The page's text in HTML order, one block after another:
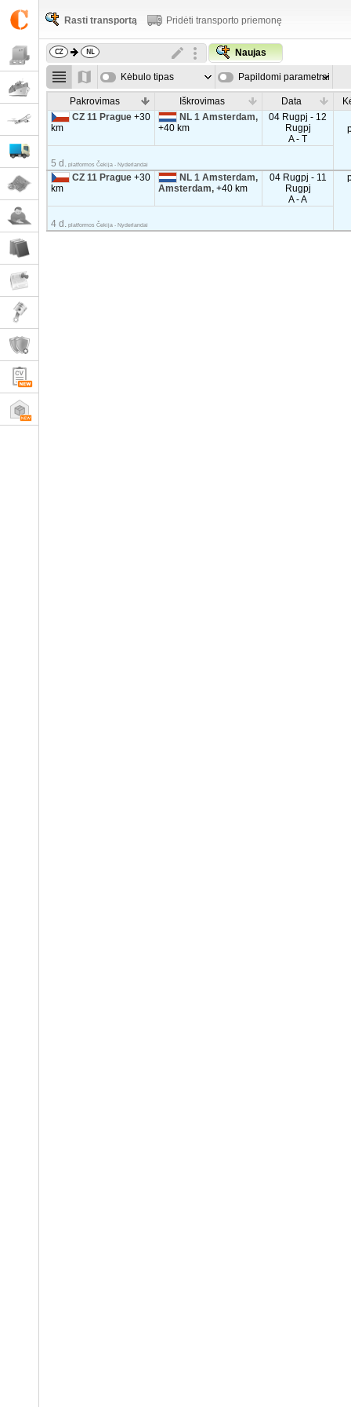
Rasti transportą Pridėti transporto priemonę
Naujas
Kėbulo tipas Papildomi parametrai
Pakrovimas Iškrovimas Data
CZ 11 Prague+30
km
NL 1 Amsterdam,
+40 km
04 Rugpj - 12
Rugpj
A - T
5 d. platformos Čekija - Nyderlandai
CZ 11 Prague+30
km
NL 1 Amsterdam,
Amsterdam,+40 km
04 Rugpj - 11
Rugpj
A - A
4 d. platformos Čekija - Nyderlandai